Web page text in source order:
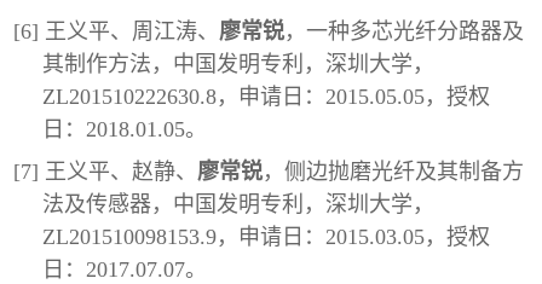
[6] 王义平、周江涛、廖常锐，一种多芯光纤分路器及
其制作方法，中国发明专利，深圳大学，
ZL201510222630.8，申请日：2015.05.05，授权
日：2018.01.05。
[7] 王义平、赵静、廖常锐，侧边抛磨光纤及其制备方
法及传感器，中国发明专利，深圳大学，
ZL201510098153.9，申请日：2015.03.05，授权
日：2017.07.07。